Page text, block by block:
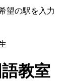
望の駅を入力
教室